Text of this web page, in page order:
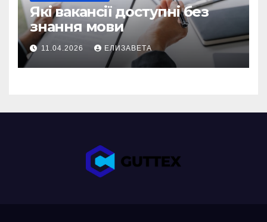
Які вакансії доступні без
знання мови
11.04.2026 ЕЛИЗАВЕТА